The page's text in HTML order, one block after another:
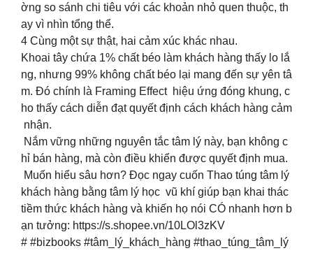
ờng so sánh chi tiêu với các khoản nhỏ quen thuộc, th
ay vì nhìn tổng thể.
4️ Cùng một sự thật, hai cảm xúc khác nhau.
Khoai tây chứa 1% chất béo làm khách hàng thấy lo lắ
ng, nhưng 99% không chất béo lại mang đến sự yên tâ
m. Đó chính là Framing Effect hiệu ứng đóng khung, c
ho thấy cách diễn đạt quyết định cách khách hàng cảm
nhận.
Nắm vững những nguyên tắc tâm lý này, bạn không c
hỉ bán hàng, mà còn điều khiển được quyết định mua.
Muốn hiểu sâu hơn? Đọc ngay cuốn Thao túng tâm lý
khách hàng bằng tâm lý học vũ khí giúp bạn khai thác
tiềm thức khách hàng và khiến họ nói CÓ nhanh hơn b
ạn tưởng: https://s.shopee.vn/10LOl3zKV
#️ #bizbooks #tâm_lý_khách_hàng #thao_túng_tâm_lý